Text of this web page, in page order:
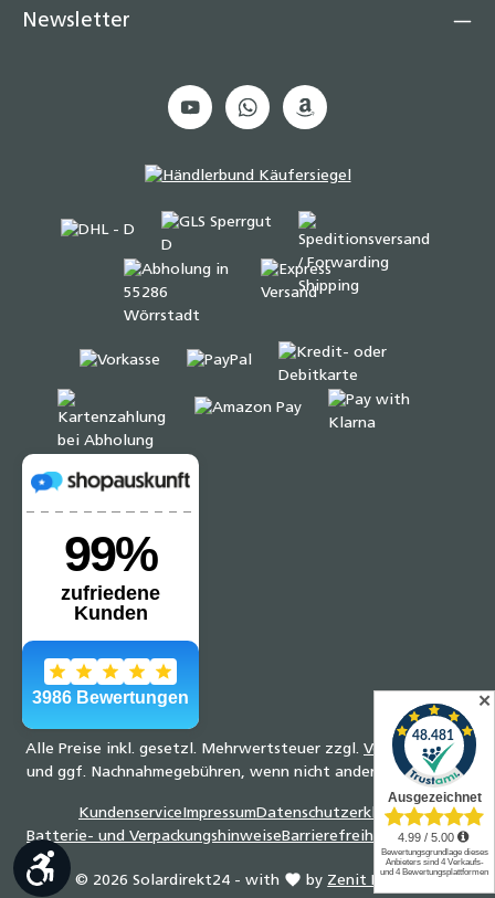
Newsletter
Alle Preise inkl. gesetzl. Mehrwertsteuer zzgl. Versandkosten
und ggf. Nachnahmegebühren, wenn nicht anders angegeben.
© 2026 Solardirekt24 - with by Zenit Design
KundenserviceImpressumDatenschutzerklärung
Batterie- und VerpackungshinweiseBarrierefreiheitserklärung
Werkzeugleiste anzeigen
✕